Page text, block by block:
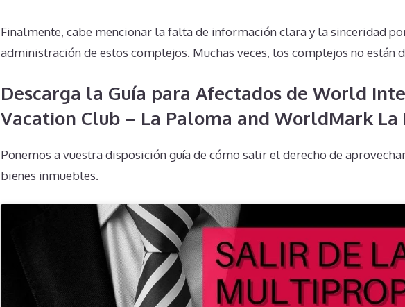
Finalmente, cabe mencionar la falta de información clara y la sinceridad
administración de estos complejos. Muchas veces, los complejos no están
Descarga la Guía para Afectados de World
Vacation Club – La Paloma and WorldMark La
Ponemos a vuestra disposición guía de cómo salir el derecho de
bienes inmuebles.